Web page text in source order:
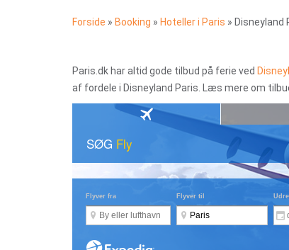
Forside » Booking » Hoteller i Paris » Disneyland
Paris.dk har altid gode tilbud på ferie ved
af fordele i Disneyland Paris. Læs mere om